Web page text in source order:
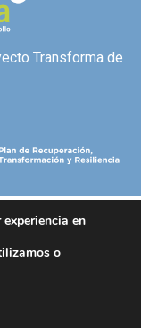
Transforma de
en
o